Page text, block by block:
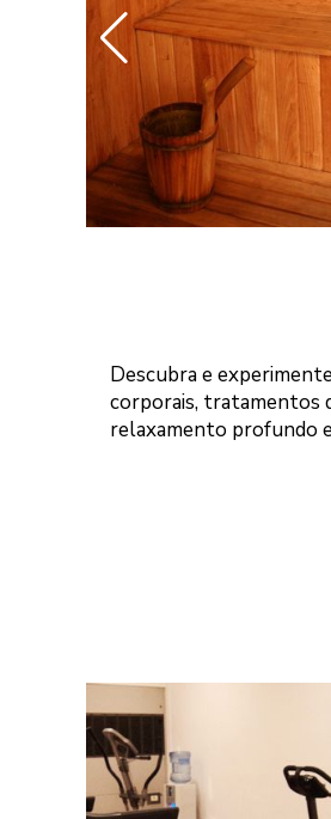
Descubra e
corporais, tratamentos
relaxamento profundo